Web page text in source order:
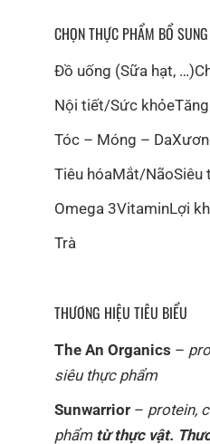
CHỌN THỰC PHẨM BỔ
Đồ uống (Sữa hạt, …)
Nội tiết/Sức khỏe
Tóc – Móng – Da
Tiêu hóaMắt/NãoSiêu
Omega 3VitaminLợi
Trà
THƯƠNG HIỆU TIÊU BIỂU
The An Organics –
siêu thực phẩm
Sunwarrior – protein,
phẩm từ thực vật.